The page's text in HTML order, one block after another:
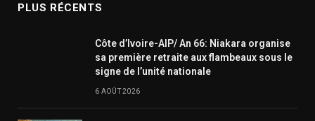
PLUS RÉCENTS
Côte d’Ivoire-AIP/ An 66: Niakara organise
sa première retraite aux flambeaux sous le
signe de l’unité nationale
6 AOÛT 2026